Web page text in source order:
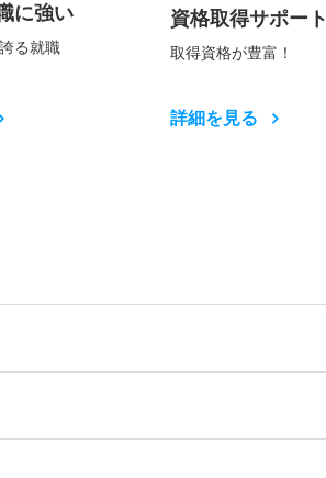
に強い
る就職
資格取得サポート
取得資格が豊富！
詳細を見る